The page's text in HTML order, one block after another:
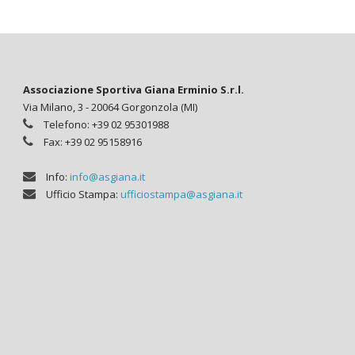
Associazione Sportiva Giana Erminio S.r.l.
Via Milano, 3 - 20064 Gorgonzola (MI)
Telefono: +39 02 95301988
Fax: +39 02 95158916
Info: info@asgiana.it
Ufficio Stampa: ufficiostampa@asgiana.it